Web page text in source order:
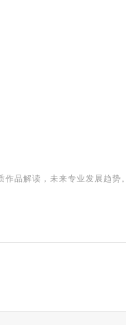
品解读，未来专业发展趋势。